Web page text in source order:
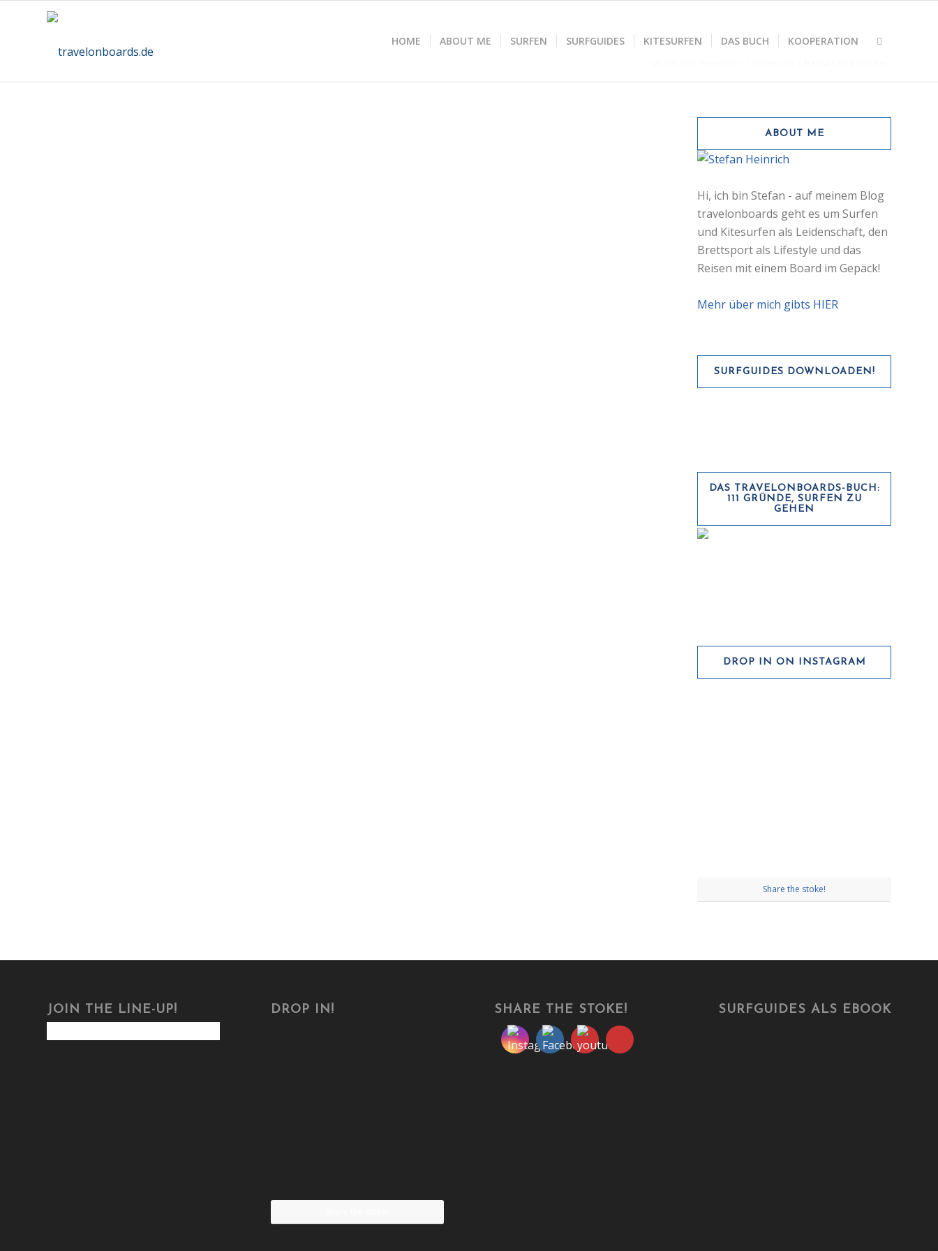
HOME ABOUT ME SURFEN SURFGUIDES KITESURFEN DAS BUCH KOOPERATION
ABOUT ME
Hi, ich bin Stefan - auf meinem Blog
travelonboards geht es um Surfen
und Kitesurfen als Leidenschaft, den
Brettsport als Lifestyle und das
Reisen mit einem Board im Gepäck!
Mehr über mich gibts HIER
SURFGUIDES DOWNLOADEN!
DAS TRAVELONBOARDS-BUCH:
111 GRÜNDE, SURFEN ZU
GEHEN
DROP IN ON INSTAGRAM
Share the stoke!
JOIN THE LINE-UP! DROP IN! SHARE THE STOKE! SURFGUIDES ALS EBOOK